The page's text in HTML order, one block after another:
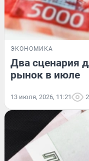
ЭКОНОМИКА
Два сценария
рынок в июле
13 июля, 2026, 11:21